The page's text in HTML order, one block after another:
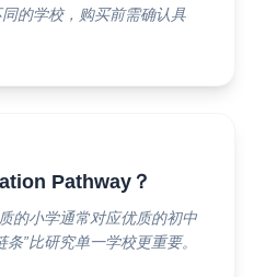
的学校，购买前需确认具
Pathway？
的小学通常对应优质的初中
”比研究单一学校更重要。